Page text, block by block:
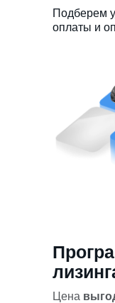
Подберем
оплаты и
Цена